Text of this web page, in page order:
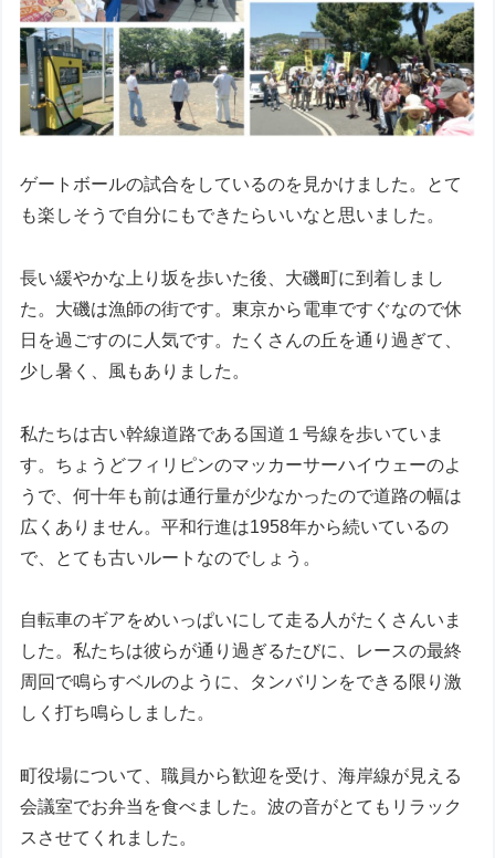
ゲートボールの試合をしているのを見かけました。とて
も楽しそうで自分にもできたらいいなと思いました。
長い緩やかな上り坂を歩いた後、大磯町に到着しまし
た。大磯は漁師の街です。東京から電車ですぐなので休
日を過ごすのに人気です。たくさんの丘を通り過ぎて、
少し暑く、風もありました。
私たちは古い幹線道路である国道１号線を歩いていま
す。ちょうどフィリピンのマッカーサーハイウェーのよ
うで、何十年も前は通行量が少なかったので道路の幅は
広くありません。平和行進は1958年から続いているの
で、とても古いルートなのでしょう。
自転車のギアをめいっぱいにして走る人がたくさんいま
した。私たちは彼らが通り過ぎるたびに、レースの最終
周回で鳴らすベルのように、タンバリンをできる限り激
しく打ち鳴らしました。
町役場について、職員から歓迎を受け、海岸線が見える
会議室でお弁当を食べました。波の音がとてもリラック
スさせてくれました。